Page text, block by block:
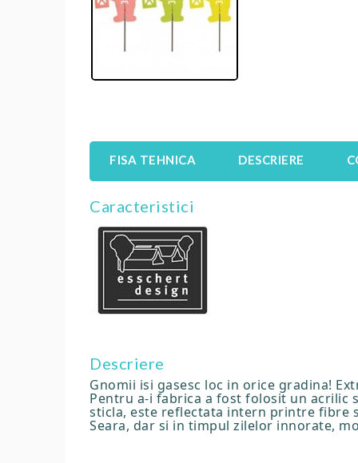
FISA TEHNICA DESCRIERE
Caracteristici
Descriere
Gnomii isi gasesc loc in orice gradina!
Pentru a-i fabrica a fost folosit un acrilic
sticla, este reflectata intern printre fibre
Seara, dar si in timpul zilelor innorate,